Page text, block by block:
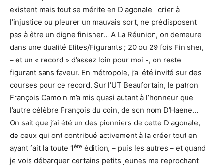
existent mais tout se mérite en Diagonale : crier à
l’injustice ou pleurer un mauvais sort, ne prédisposent
pas à être un digne finisher… A La Réunion, on demeure
dans une dualité Elites/Figurants ; 20 ou 29 fois Finisher,
– et un « record » d’assez loin pour moi -, on reste
figurant sans faveur. En métropole, j’ai été invité sur des
courses pour ce record. Sur l’UT Beaufortain, le patron
François Camoin m’a mis quasi autant à l’honneur que
l’autre célèbre François du coin, de son nom D’Haene…
On sait que j’ai été un des pionniers de cette Diagonale,
de ceux qui ont contribué activement à la créer tout en
ayant fait la toute 1ère édition, – puis les autres – et quand
je vois débarquer certains petits jeunes me reprochant